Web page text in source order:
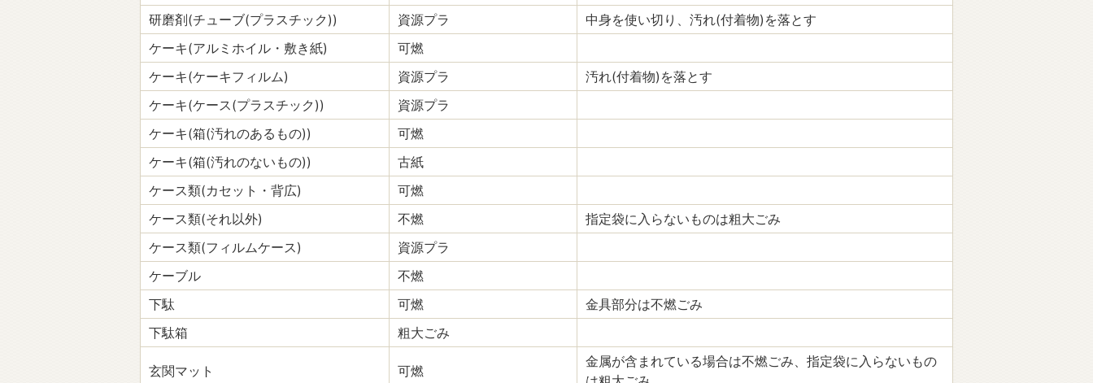
研磨剤(チューブ(プラスチック))
資源プラ
中身を使い切り、汚れ(付着物)を落とす
ケーキ(アルミホイル・敷き紙)
可燃
ケーキ(ケーキフィルム)
資源プラ
汚れ(付着物)を落とす
ケーキ(ケース(プラスチック))
資源プラ
ケーキ(箱(汚れのあるもの))
可燃
ケーキ(箱(汚れのないもの))
古紙
ケース類(カセット・背広)
可燃
ケース類(それ以外)
不燃
指定袋に入らないものは粗大ごみ
ケース類(フィルムケース)
資源プラ
ケーブル
不燃
下駄
可燃
金具部分は不燃ごみ
下駄箱
粗大ごみ
玄関マット 可燃
金属が含まれている場合は不燃ごみ、指定袋に入らないもの